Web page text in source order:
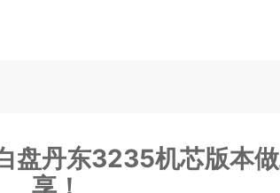
盘丹东3235机芯版本
享！